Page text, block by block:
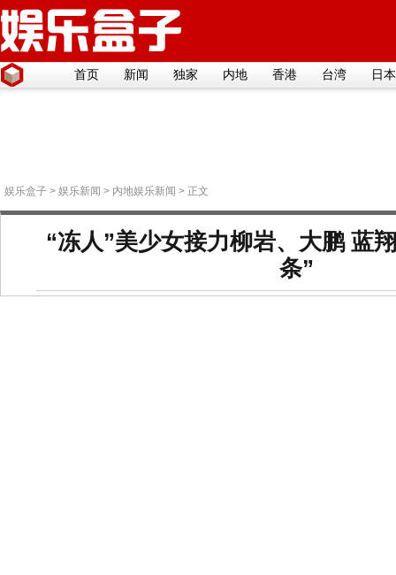
首页 新闻 独家 内地 香港 台湾 日本
娱乐盒子 > 娱乐新闻 > 内地娱乐新闻 > 正文
“冻人”美少女接力柳岩、大鹏 蓝
条”